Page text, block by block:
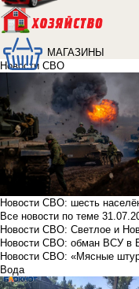
МАГАЗИНЫ
Новости СВО
Новости СВО: шесть
Все новости по теме
Новости СВО: Светлое и
Новости СВО: обман ВСУ в
Новости СВО: «Мясные
Вода